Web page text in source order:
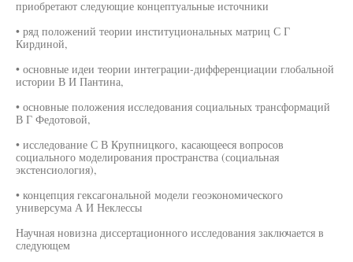
приобретают следующие концептуальные источники
• ряд положений теории институциональных матриц С Г
Кирдиной,
• основные идеи теории интеграции-дифференциации глобальной
истории В И Пантина,
• основные положения исследования социальных трансформаций
В Г Федотовой,
• исследование С В Крупницкого, касающееся вопросов
социального моделирования пространства (социальная
экстенсиология),
• концепция гексагональной модели геоэкономического
универсума А И Неклессы
Научная новизна диссертационного исследования заключается в
следующем